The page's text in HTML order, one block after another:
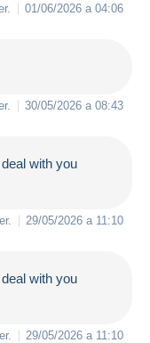
. 01/06/2026 a 04:06
. 30/05/2026 a 08:43
with you
. 29/05/2026 a 11:10
with you
. 29/05/2026 a 11:10